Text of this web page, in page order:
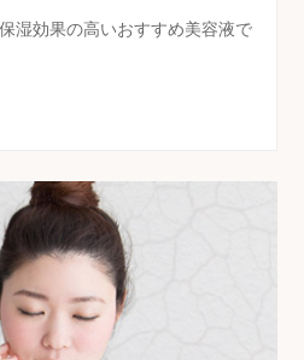
湿効果の高いおすすめ美容液で